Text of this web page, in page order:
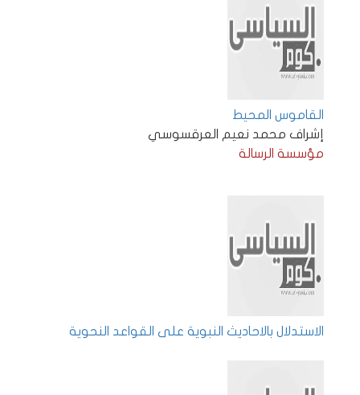
القاموس المحيط
إشراف محمد نعيم العرقسوسي
مؤسسة الرسالة
الاستدلال بالاحاديث النبوية على القواعد النحوية